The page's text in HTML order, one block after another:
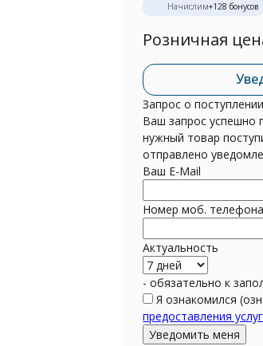
Начислим+128 бонусов
Розничная
Запрос о
Ваш запрос успешно
нужный товар
отправлено
Ваш E-Mail
Номер моб. телефона
Актуальность
- обязательно к
Я ознакомился
предоставления услуг